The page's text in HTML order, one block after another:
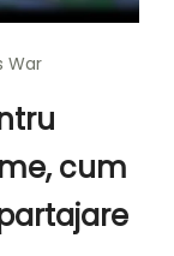
War
cum